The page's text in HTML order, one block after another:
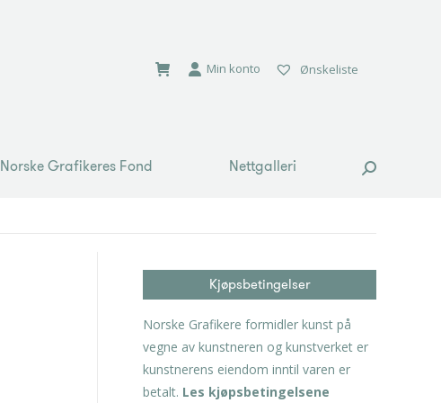
Min konto Ønskeliste
Norske Grafikeres Fond Nettgalleri Search:
Kjøpsbetingelser
Norske Grafikere formidler kunst på
vegne av kunstneren og kunstverket er
kunstnerens eiendom inntil varen er
betalt. Les kjøpsbetingelsene